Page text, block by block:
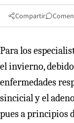
Compartir
Para los
el invierno,
enfermedades
sincicial y el
pues a principios